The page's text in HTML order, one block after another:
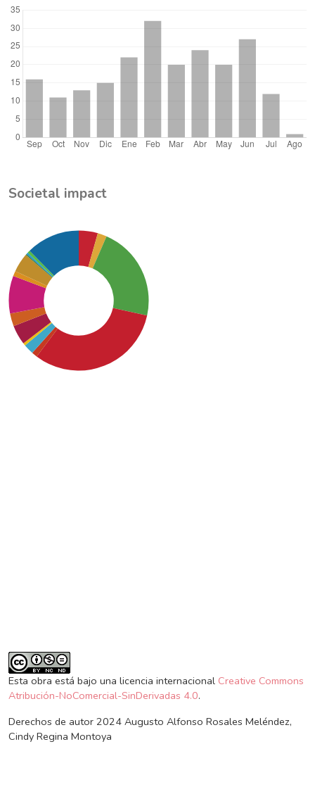
Societal impact
Esta obra está bajo una licencia internacional Creative Commons
Atribución-NoComercial-SinDerivadas 4.0.
Derechos de autor 2024 Augusto Alfonso Rosales Meléndez,
Cindy Regina Montoya